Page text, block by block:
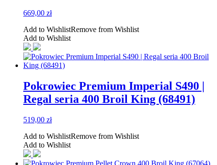
669,00 zł
Add to WishlistRemove from Wishlist
Add to Wishlist
Pokrowiec Premium Imperial S490 |
Regal seria 400 Broil King (68491)
519,00 zł
Add to WishlistRemove from Wishlist
Add to Wishlist